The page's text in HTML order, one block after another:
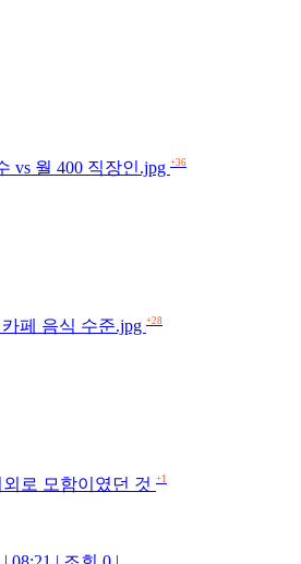
vs 월 400 직장인.jpg +36
페 음식 수준.jpg +28
로 모함이였던 것 +1